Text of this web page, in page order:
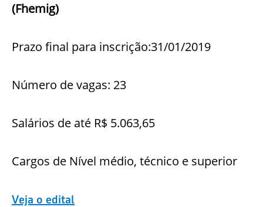
(Fhemig)
Prazo final para inscrição:31/01/2019
Número de vagas: 23
Salários de até R$ 5.063,65
Cargos de Nível médio, técnico e superior
Veja o edital